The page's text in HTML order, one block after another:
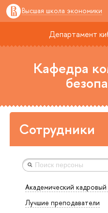
Высшая школа экономики
Департамент
Кафедра
Сотрудники
Академический кадровый
Лучшие преподаватели